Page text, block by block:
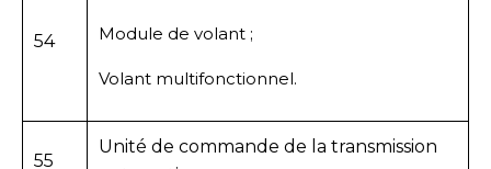
54 Module de volant ;
Volant multifonctionnel.
55
Unité de commande de la transmission